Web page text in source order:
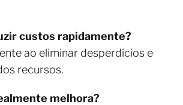
custos rapidamente?
ao eliminar desperdícios e
recursos.
melhora?